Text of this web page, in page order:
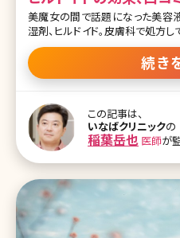
美魔女の間で話題になった美容
湿剤、ヒルドイド。皮膚科で処方
も多いと思いますが、このヒルド
性が高まっています。そもそも、
か?また、保険適用外となると患
外になるってホント? 1-1.ヒルド
範囲 1-3.ヒルドイドの副作用 1-4.
保険で処方されなくなる? 2-1.厚
な風になる 2-3.ヒルドイドの代わ
果抜群のヒルドイドが保険適応
続き
この記事は、
いなばクリニックの
稲葉岳也 医師が